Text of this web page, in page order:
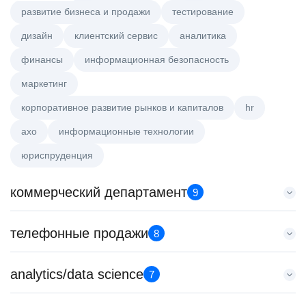
развитие бизнеса и продажи тестирование
дизайн клиентский сервис аналитика
финансы информационная безопасность
маркетинг
корпоративное развитие рынков и капиталов hr
axo информационные технологии
юриспруденция
коммерческий департамент 9
Тренер по развитию компетенций продаж
HeadHunter::Коммерческий департамент
з/п не указана
телефонные продажи 8
Менеджер по продажам в сегменте среднего и крупного
бизнеса
analytics/data science 7